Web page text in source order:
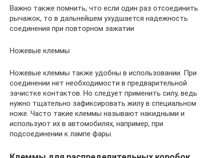
Важно также помнить, что если один раз отсоединить
рычажок, то в дальнейшем ухудшается надежность
соединения при повторном зажатии
Ножевые клеммы
Ножевые клеммы также удобны в использовании. При
соединении нет необходимости в предварительной
зачистке контактов. Но следует применить силу, ведь
нужно тщательно зафиксировать жилу в специальном
ноже. Часто такие клеммы называют накидными и
используют их в автомобилях, например, при
подсоединении к лампе фары.